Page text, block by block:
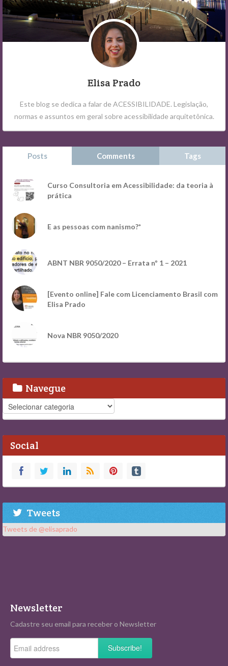
Elisa Prado
Este blog se dedica a falar de ACESSIBILIDADE. Legislação,
normas e assuntos em geral sobre acessibilidade arquitetônica.
Posts Comments Tags
Curso Consultoria em Acessibilidade: da teoria à
prática
E as pessoas com nanismo?*
ABNT NBR 9050/2020 – Errata nº 1 – 2021
[Evento online] Fale com Licenciamento Brasil com
Elisa Prado
Nova NBR 9050/2020
Navegue
Navegue
Social
Tweets
Tweets de @elisaprado
Newsletter
Cadastre seu email para receber o Newsletter
Subscribe!